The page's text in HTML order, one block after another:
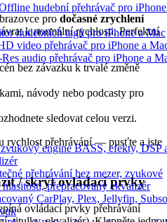
hudební přehrávač pro
hudebních tagů pro iPhone a Mac
video přehrávač pro iPhone a
audio přehrávač pro iPhone a
engine BASS, efekty, DSP
přehrávání bez mezer, zvukové
přepracovaný ekvalizér
CarPlay, Plex, Jellyfin,
pro dočasné zrychlení
k normální rychlosti. Perfektní
bez závazku k trvalé změně
návody nebo podcasty pro
sledovat celou verzi.
rychlost přehrávání — pusťte a jste
/ skrýt ovládací prvky
ovládací prvky přehrávání